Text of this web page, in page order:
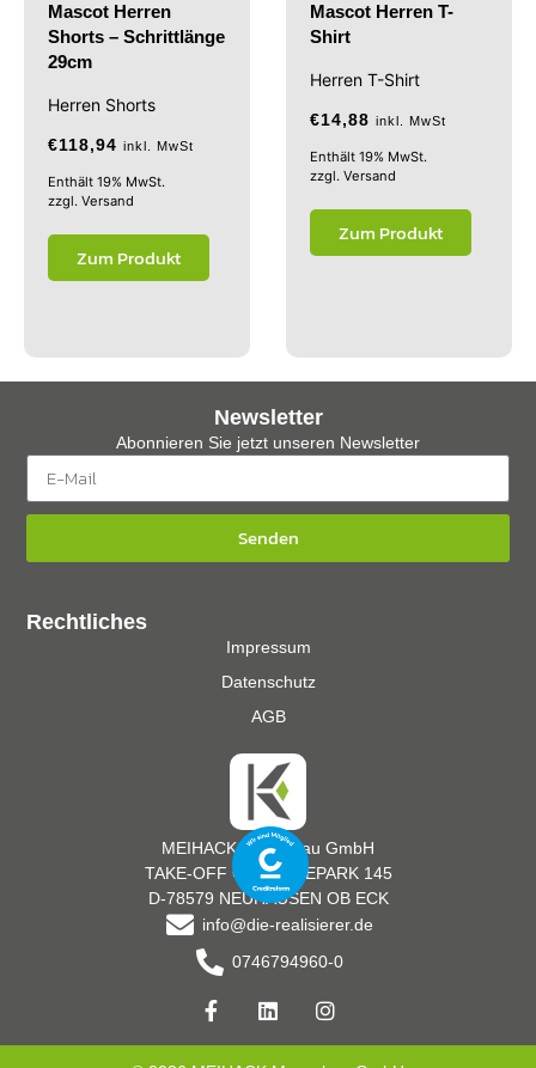
Mascot Herren
Shorts – Schrittlänge
29cm
Herren Shorts
€118,94 inkl. MwSt
Enthält 19% MwSt.
zzgl. Versand
Zum Produkt
Mascot Herren T-
Shirt
Herren T-Shirt
€14,88 inkl. MwSt
Enthält 19% MwSt.
zzgl. Versand
Zum Produkt
MEIHACK Messebau GmbH
TAKE-OFF GEWERBEPARK 145
D-78579 NEUHAUSEN OB ECK
info@die-realisierer.de
0746794960-0
Rechtliches
Impressum
Datenschutz
AGB
Newsletter
Abonnieren Sie jetzt unseren Newsletter
Senden